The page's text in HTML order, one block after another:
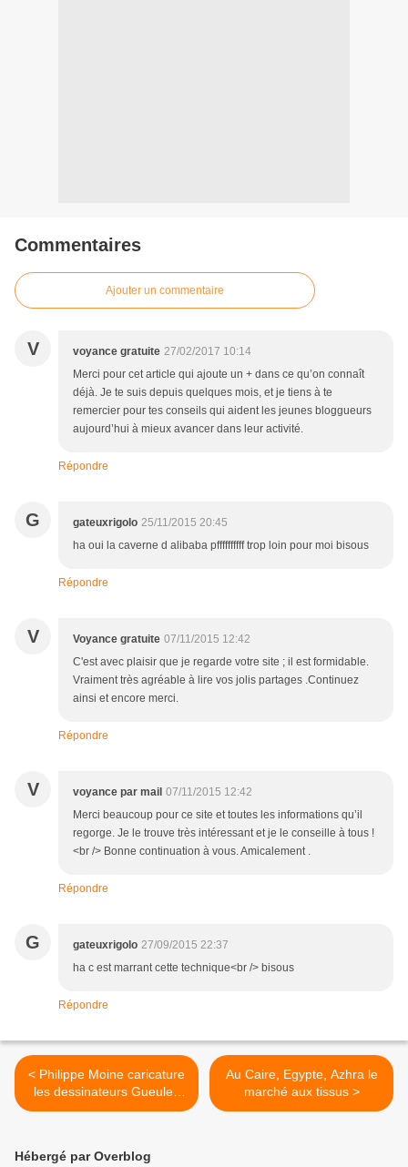
Commentaires
Ajouter un commentaire
V voyance gratuite 27/02/2017 10:14
Merci pour cet article qui ajoute un + dans ce qu’on connaît
déjà. Je te suis depuis quelques mois, et je tiens à te
remercier pour tes conseils qui aident les jeunes bloggueurs
aujourd’hui à mieux avancer dans leur activité.
Répondre
G gateuxrigolo 25/11/2015 20:45
ha oui la caverne d alibaba pffffffffff trop loin pour moi bisous
Répondre
V Voyance gratuite 07/11/2015 12:42
C'est avec plaisir que je regarde votre site ; il est formidable.
Vraiment très agréable à lire vos jolis partages .Continuez
ainsi et encore merci.
Répondre
V voyance par mail 07/11/2015 12:42
Merci beaucoup pour ce site et toutes les informations qu’il
regorge. Je le trouve très intéressant et je le conseille à tous !
<br /> Bonne continuation à vous. Amicalement .
Répondre
G gateuxrigolo 27/09/2015 22:37
ha c est marrant cette technique<br /> bisous
Répondre
< Philippe Moine caricature
les dessinateurs Gueules
de Croqueurs
Au Caire, Egypte, Azhra le
marché aux tissus >
Hébergé par Overblog